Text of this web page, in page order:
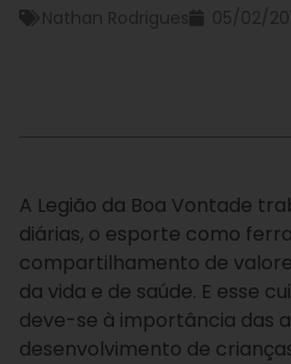
Nathan Rodrigues 05/02/
A Legião da Boa Vontade
diárias, o esporte como
compartilhamento de
da vida e de saúde. E esse
deve-se à importância das
desenvolvimento de